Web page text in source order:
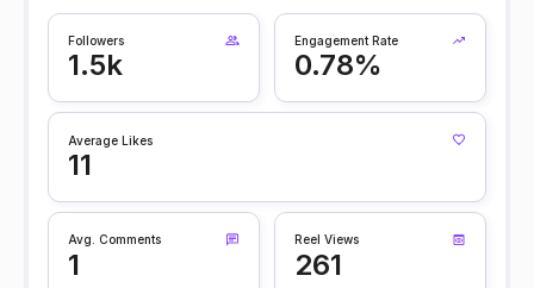
Followers
1.5k
Engagement Rate
0.78%
Average Likes
11
Avg. Comments
1
Reel Views
261